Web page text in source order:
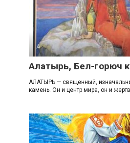
А
Алатырь, Бел-горюч
АЛАТЫРЬ — священный,
камень. Он и центр мира, он и